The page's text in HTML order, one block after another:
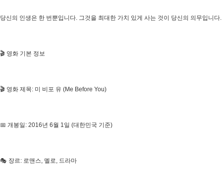
당신의 인생은 한 번뿐입니다. 그것을 최대한 가치 있게 사는 것이 당신의 의무입니다.
🎬 영화 기본 정보
🎬 영화 제목: 미 비포 유 (Me Before You)
📅 개봉일: 2016년 6월 1일 (대한민국 기준)
🎭 장르: 로맨스, 멜로, 드라마